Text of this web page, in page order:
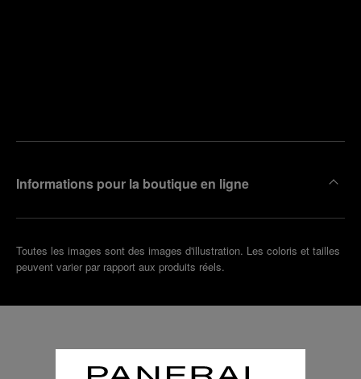
Informations pour la boutique en ligne
Toutes les images sont des images d'illustration. Les coloris et tailles
peuvent varier par rapport aux produits réels.